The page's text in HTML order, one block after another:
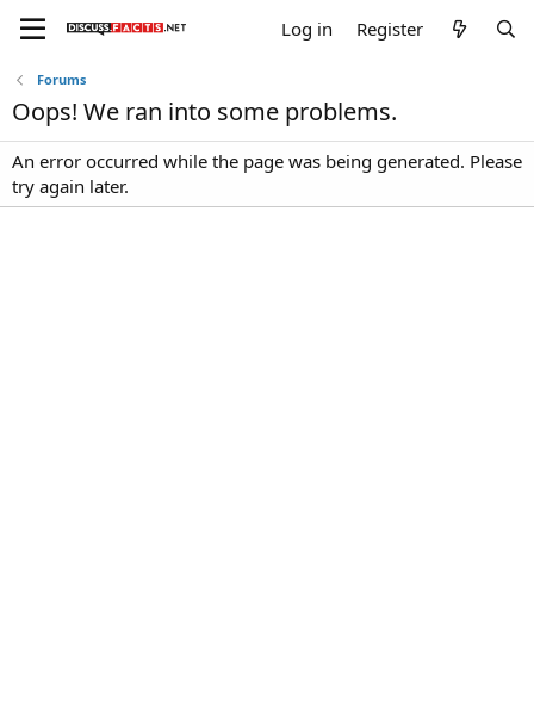
Log in Register
Forums
Oops! We ran into some problems.
An error occurred while the page was being generated. Please
try again later.